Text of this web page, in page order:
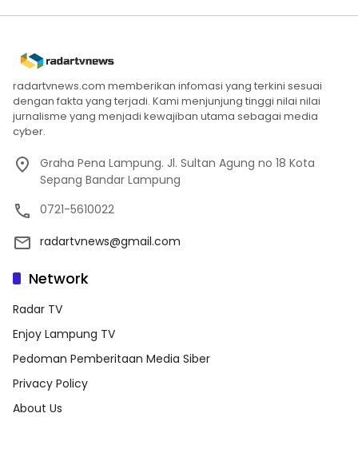
radartvnews.com memberikan infomasi yang terkini sesuai
dengan fakta yang terjadi. Kami menjunjung tinggi nilai nilai
jurnalisme yang menjadi kewajiban utama sebagai media
cyber.
Graha Pena Lampung. Jl. Sultan Agung no 18 Kota
Sepang Bandar Lampung
0721-5610022
radartvnews@gmail.com
Network
Radar TV
Enjoy Lampung TV
Pedoman Pemberitaan Media Siber
Privacy Policy
About Us